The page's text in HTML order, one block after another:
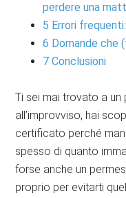
perdere una
5 Errori
6 Domande che
7 Conclusioni
Ti sei mai trovato a un
all’improvviso, hai
certificato perché
spesso di quanto
forse anche un
proprio per evitarti